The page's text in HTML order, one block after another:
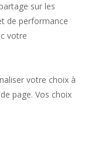
?
et nos
✖
sur les
de performance
votre
votre choix à
page. Vos choix